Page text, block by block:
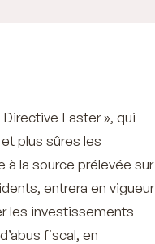
Faster », qui
plus sûres les
la source prélevée sur
entrera en vigueur
les investissements
fiscal, en